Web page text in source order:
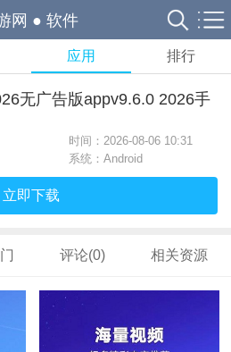
网 ● 软件
应用 排行
无广告版appv9.6.0 2026手
时间：2026-08-06 10:31
系统：Android
立即下载
评论(0) 相关资源